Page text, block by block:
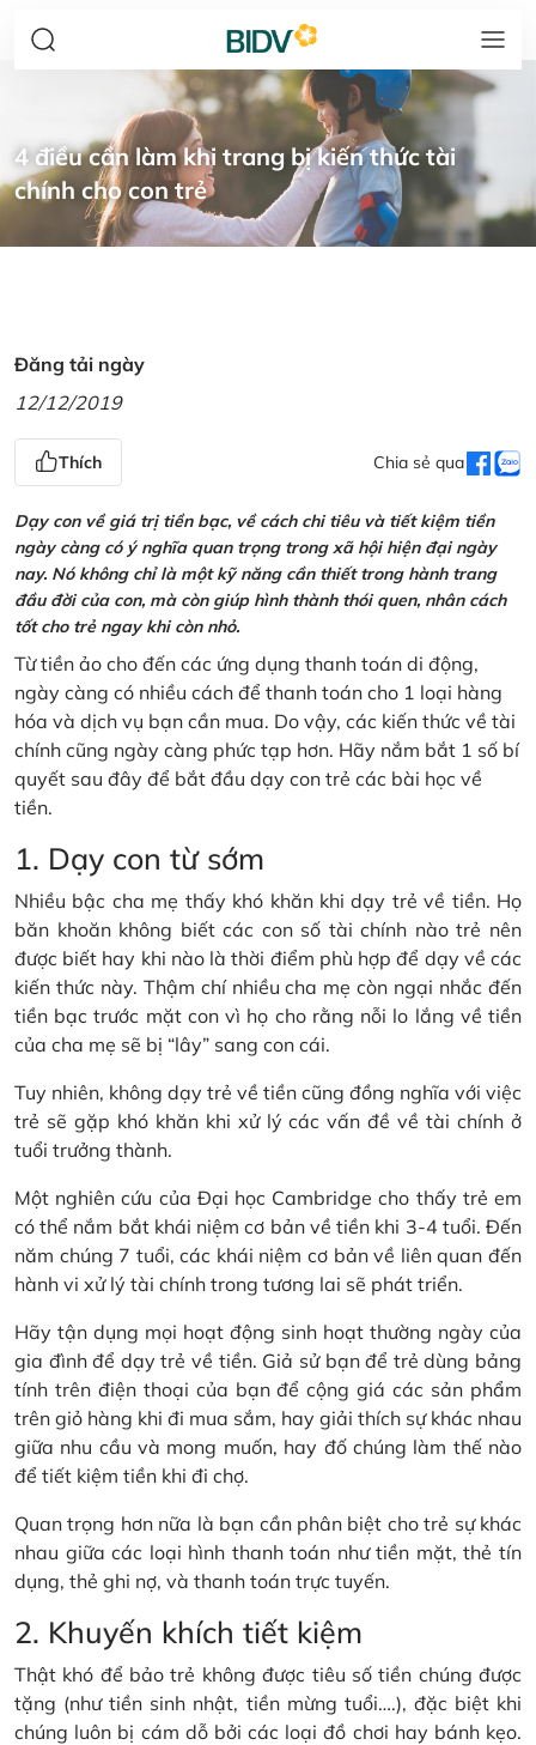
4 điều cần làm khi trang bị kiến thức tài
chính cho con trẻ
Đăng tải ngày
12/12/2019
Thích Chia sẻ qua
Dạy con về giá trị tiền bạc, về cách chi tiêu và tiết kiệm tiền
ngày càng có ý nghĩa quan trọng trong xã hội hiện đại ngày
nay. Nó không chỉ là một kỹ năng cần thiết trong hành trang
đầu đời của con, mà còn giúp hình thành thói quen, nhân cách
tốt cho trẻ ngay khi còn nhỏ.
Từ tiền ảo cho đến các ứng dụng thanh toán di động,
ngày càng có nhiều cách để thanh toán cho 1 loại hàng
hóa và dịch vụ bạn cần mua. Do vậy, các kiến thức về tài
chính cũng ngày càng phức tạp hơn. Hãy nắm bắt 1 số bí
quyết sau đây để bắt đầu dạy con trẻ các bài học về
tiền.
1. Dạy con từ sớm
Nhiều bậc cha mẹ thấy khó khăn khi dạy trẻ về tiền. Họ
băn khoăn không biết các con số tài chính nào trẻ nên
được biết hay khi nào là thời điểm phù hợp để dạy về các
kiến thức này. Thậm chí nhiều cha mẹ còn ngại nhắc đến
tiền bạc trước mặt con vì họ cho rằng nỗi lo lắng về tiền
của cha mẹ sẽ bị “lây” sang con cái.
Tuy nhiên, không dạy trẻ về tiền cũng đồng nghĩa với việc
trẻ sẽ gặp khó khăn khi xử lý các vấn đề về tài chính ở
tuổi trưởng thành.
Một nghiên cứu của Đại học Cambridge cho thấy trẻ em
có thể nắm bắt khái niệm cơ bản về tiền khi 3-4 tuổi. Đến
năm chúng 7 tuổi, các khái niệm cơ bản về liên quan đến
hành vi xử lý tài chính trong tương lai sẽ phát triển.
Hãy tận dụng mọi hoạt động sinh hoạt thường ngày của
gia đình để dạy trẻ về tiền. Giả sử bạn để trẻ dùng bảng
tính trên điện thoại của bạn để cộng giá các sản phẩm
trên giỏ hàng khi đi mua sắm, hay giải thích sự khác nhau
giữa nhu cầu và mong muốn, hay đố chúng làm thế nào
để tiết kiệm tiền khi đi chợ.
Quan trọng hơn nữa là bạn cần phân biệt cho trẻ sự khác
nhau giữa các loại hình thanh toán như tiền mặt, thẻ tín
dụng, thẻ ghi nợ, và thanh toán trực tuyến.
2. Khuyến khích tiết kiệm
Thật khó để bảo trẻ không được tiêu số tiền chúng được
tặng (như tiền sinh nhật, tiền mừng tuổi….), đặc biệt khi
chúng luôn bị cám dỗ bởi các loại đồ chơi hay bánh kẹo.